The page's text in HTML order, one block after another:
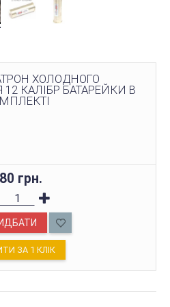
ХОЛОДНОГО
КАЛІБР БАТАРЕЙКИ В
грн.
ЗА 1 КЛIК